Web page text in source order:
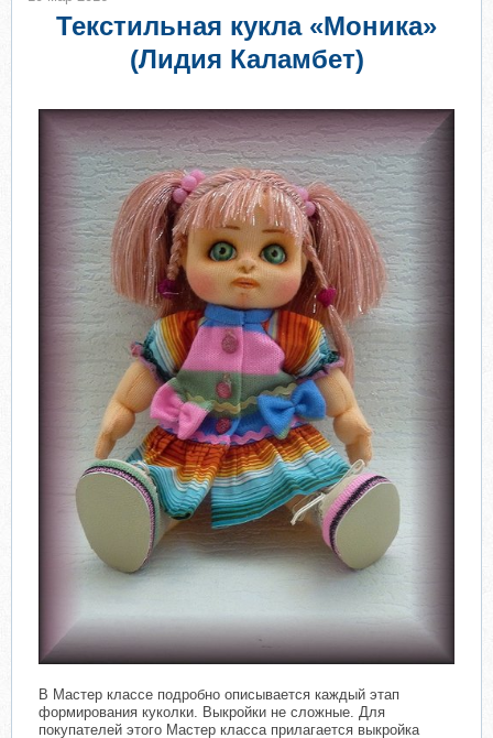
Текстильная кукла «Моника»
(Лидия Каламбет)
В Мастер классе подробно описывается каждый этап
формирования куколки. Выкройки не сложные. Для
покупателей этого Мастер класса прилагается выкройка